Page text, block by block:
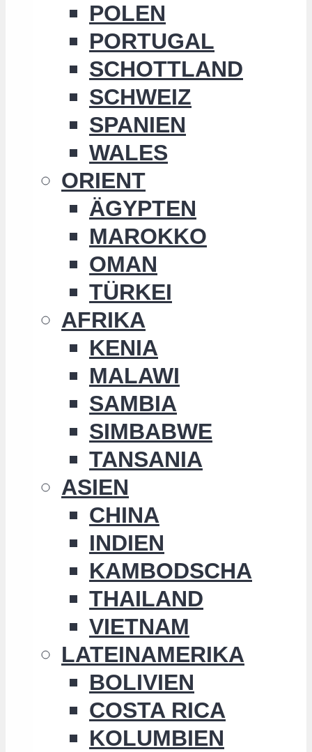
POLEN
PORTUGAL
SCHOTTLAND
SCHWEIZ
SPANIEN
WALES
ORIENT
ÄGYPTEN
MAROKKO
OMAN
TÜRKEI
AFRIKA
KENIA
MALAWI
SAMBIA
SIMBABWE
TANSANIA
ASIEN
CHINA
INDIEN
KAMBODSCHA
THAILAND
VIETNAM
LATEINAMERIKA
BOLIVIEN
COSTA RICA
KOLUMBIEN